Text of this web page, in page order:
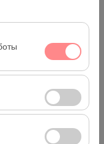
сеансами и
как